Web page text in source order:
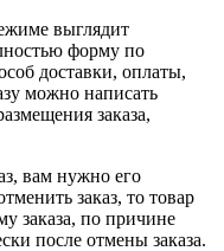
выглядит
форму по
доставки, оплаты,
можно написать
заказа,
вам нужно его
заказ, то товар
заказа, по причине
после отмены заказа.